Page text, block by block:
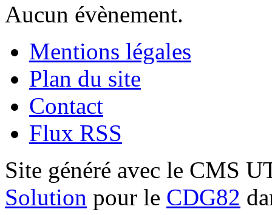
Aucun évènement.
Mentions légales
Plan du site
Contact
Flux RSS
Site généré avec le CMS
Solution pour le CDG82